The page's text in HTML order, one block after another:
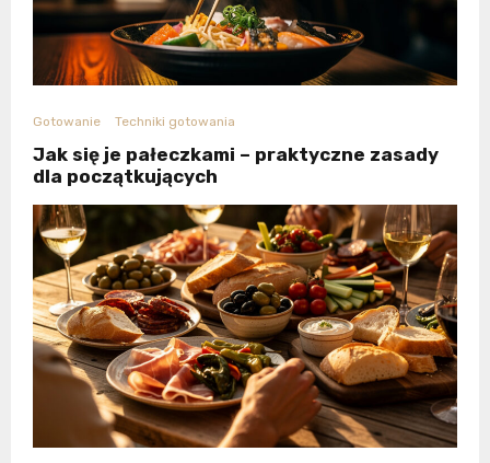
Gotowanie Techniki gotowania
Jak się je pałeczkami – praktyczne zasady
dla początkujących